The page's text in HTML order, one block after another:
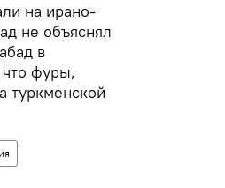
на ирано-
не объяснял
в
фуры,
туркменской